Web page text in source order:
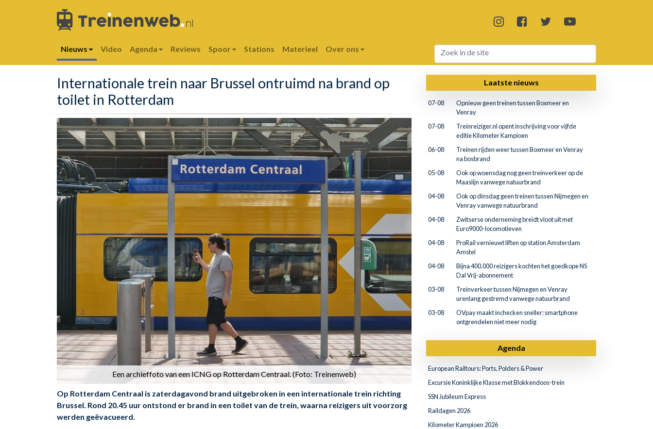
Nieuws Video Agenda Reviews Spoor Stations Materieel Over ons
Internationale trein naar Brussel ontruimd na brand op
toilet in Rotterdam
Een archieffoto van een ICNG op Rotterdam Centraal. (Foto: Treinenweb)
Op Rotterdam Centraal is zaterdagavond brand uitgebroken in een internationale trein richting
Brussel. Rond 20.45 uur ontstond er brand in een toilet van de trein, waarna reizigers uit voorzorg
werden geëvacueerd.
Laatste nieuws
07-08
Opnieuw geen treinen tussen Boxmeer en
Venray
07-08
Treinreiziger.nl opent inschrijving voor vijfde
editie Kilometer Kampioen
06-08
Treinen rijden weer tussen Boxmeer en Venray
na bosbrand
05-08
Ook op woensdag nog geen treinverkeer op de
Maaslijn vanwege natuurbrand
04-08
Ook op dinsdag geen treinen tussen Nijmegen en
Venray vanwege natuurbrand
04-08
Zwitserse onderneming breidt vloot uit met
Euro9000-locomotieven
04-08
ProRail vernieuwt liften op station Amsterdam
Amstel
04-08
Bijna 400.000 reizigers kochten het goedkope NS
Dal Vrij-abonnement
03-08
Treinverkeer tussen Nijmegen en Venray
urenlang gestremd vanwege natuurbrand
03-08
OVpay maakt inchecken sneller: smartphone
ontgrendelen niet meer nodig
Agenda
European Railtours: Ports, Polders & Power
Excursie Koninklijke Klasse met Blokkendoos-trein
SSN Jubileum Express
Raildagen 2026
Kilometer Kampioen 2026